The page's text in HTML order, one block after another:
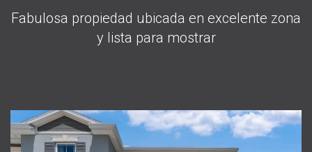
Fabulosa propiedad ubicada en excelente zona
y lista para mostrar